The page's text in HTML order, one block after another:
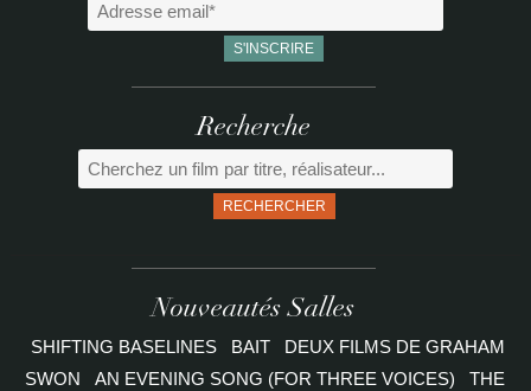
Recherche
RECHERCHER
Nouveautés Salles
SHIFTING BASELINES BAIT
DEUX FILMS DE GRAHAM
SWON
AN EVENING SONG (FOR THREE VOICES)
THE